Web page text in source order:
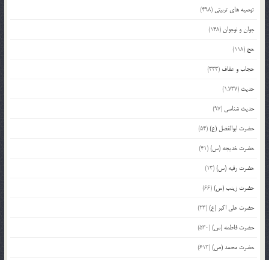
توصیه های تربیتی (498)
جوان و نوجوان(148)
حج (118)
حجاب و عفاف (333)
حدیث (1,737)
حدیث شناسی (97)
حضرت ابوالفضل (ع)(54)
حضرت خدیجه (س)(41)
حضرت رقیه (س)(13)
حضرت زینب (س)(66)
حضرت علی اکبر (ع)(23)
حضرت فاطمه (س)(530)
حضرت محمد (ص)(613)